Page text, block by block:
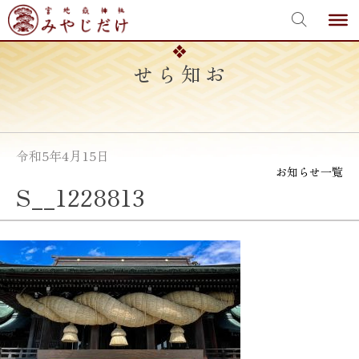
Skip
to
content
お知らせ
令和5年4月15日
お知らせ一覧
S__1228813